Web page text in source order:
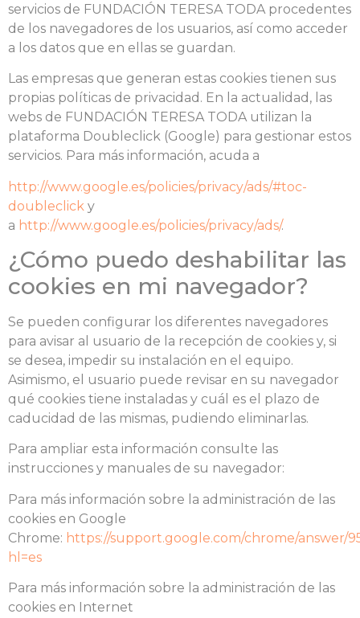
servicios de FUNDACIÓN TERESA TODA procedentes
de los navegadores de los usuarios, así como acceder
a los datos que en ellas se guardan.
Las empresas que generan estas cookies tienen sus
propias políticas de privacidad. En la actualidad, las
webs de FUNDACIÓN TERESA TODA utilizan la
plataforma Doubleclick (Google) para gestionar estos
servicios. Para más información, acuda a
http://www.google.es/policies/privacy/ads/#toc-
doubleclick y
a http://www.google.es/policies/privacy/ads/.
¿Cómo puedo deshabilitar las
cookies en mi navegador?
Se pueden configurar los diferentes navegadores
para avisar al usuario de la recepción de cookies y, si
se desea, impedir su instalación en el equipo.
Asimismo, el usuario puede revisar en su navegador
qué cookies tiene instaladas y cuál es el plazo de
caducidad de las mismas, pudiendo eliminarlas.
Para ampliar esta información consulte las
instrucciones y manuales de su navegador:
Para más información sobre la administración de las
cookies en Google
Chrome: https://support.google.com/chrome/answer/
hl=es
Para más información sobre la administración de las
cookies en Internet